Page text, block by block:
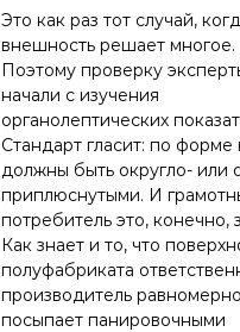
т
у
р
а
,
с
п
о
р
т
Это как раз тот случай,
внешность решает многое.
Поэтому проверку
начали с изучения
органолептических
Стандарт гласит: по форме
должны быть округло- или
приплюснутыми. И
потребитель это, конечно,
Как знает и то, что
полуфабриката
производитель равномерно
посыпает панировочными